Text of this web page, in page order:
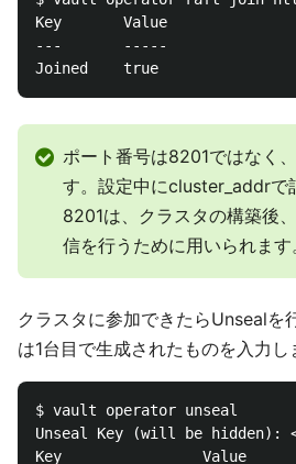
Key       Value
---       -----
ポート番号は8201ではなく
す。設定中にcluster_addrで
8201は、クラスタの構築後
信を行うために用いられます
クラスタに参加できたらUnsealを
は1台目で生成されたものを入力し
$ vault operator unseal
Unseal Key (will be hidden): <=
Key                Value